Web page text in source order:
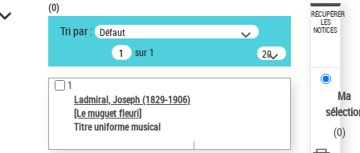
VOTRE RECHERCHE
Recherche avancée dans les
notices d’autorité
Œuvres liées à l'auteur :
Ladmiral, Joseph (1829-1906)
Statut de la notice d’autorité
(0)
Tri par : Défaut
sur 1
20
résultats/page
1
Ladmiral, Joseph (1829-1906)
[Le muguet fleuri]
Titre uniforme musical
RÉCUPÉRER
LES
NOTICES
Ma
(0)